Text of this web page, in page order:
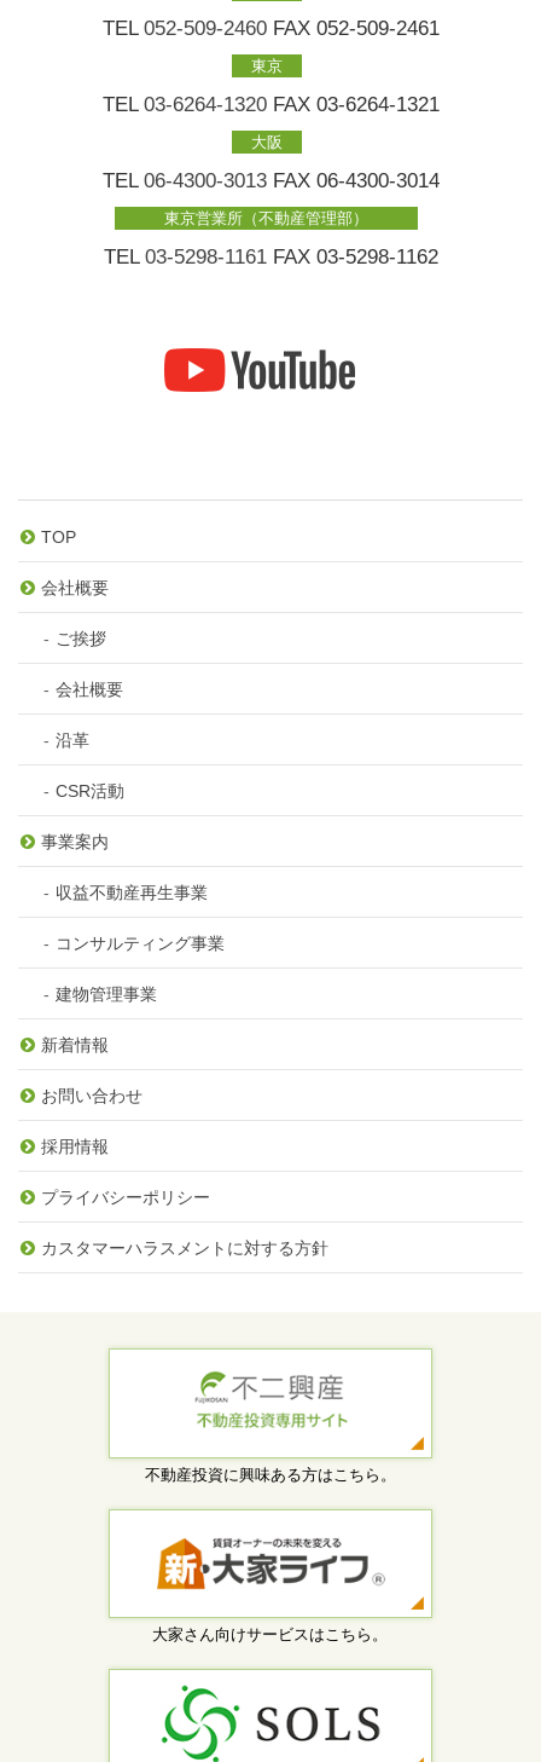
TEL 052-509-2460FAX 052-509-2461
東京
TEL 03-6264-1320FAX 03-6264-1321
大阪
TEL 06-4300-3013FAX 06-4300-3014
東京営業所（不動産管理部）
TEL 03-5298-1161FAX 03-5298-1162
TOP
会社概要
ご挨拶
会社概要
沿革
CSR活動
事業案内
収益不動産再生事業
コンサルティング事業
建物管理事業
新着情報
お問い合わせ
採用情報
プライバシーポリシー
カスタマーハラスメントに対する方針
不動産投資に興味ある方はこちら。
大家さん向けサービスはこちら。